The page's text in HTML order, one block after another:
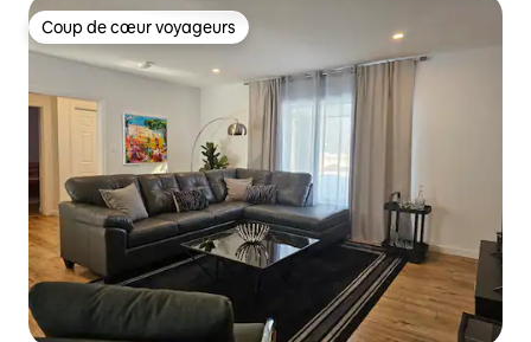
Coup de cœur voyageurs
Coup de cœur voyageurs